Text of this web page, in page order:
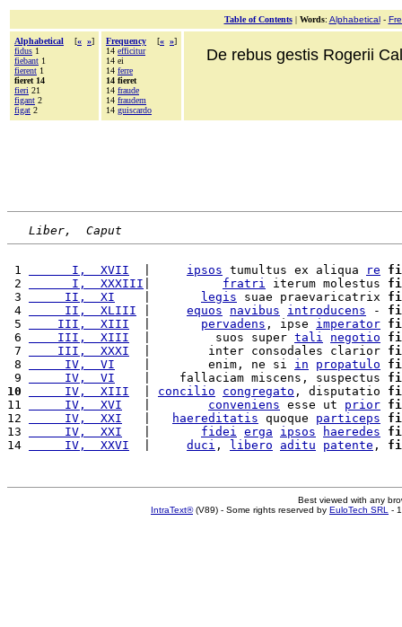
Table of Contents| Words: Alphabetical-
Alphabetical [« »]
fidus 1
fiebant 1
fierent 1
fieret 14
fieri 21
figant 2
figat 2
Frequency [« »]
14 efficitur
14 ei
14 ferre
14 fieret
14 fraude
14 fraudem
14 guiscardo
De rebus gestis Rogerii
Liber,  Caput
1
      I,  XVII
ipsos tumultus ex aliqua re
2
      I,  XXXIII
fratri iterum molestus
3
     II,  XI
legis suae praevaricatrix
4
     II,  XLIII
equos navibus introducens -
5
    III,  XIII
pervadens , ipse imperator
6
    III,  XIII
  |         suos super
tali negotio
7
    III,  XXXI
  |        inter consodales clarior
8
     IV,  VI
    |        enim, ne si
in propatulo
9
     IV,  VI
    |    fallaciam miscens, suspectus
10
     IV,  XIII
concilio congregato , disputatio
11
     IV,  XVI
conveniens esse ut prior
12
     IV,  XXI
haereditatis quoque particeps
13
     IV,  XXI
fidei erga ipsos haeredes
14
     IV,  XXVI
duci , libero aditu patente ,
Best viewed with any
IntraText®(V89) - Some rights reserved by EuloTech SRL -